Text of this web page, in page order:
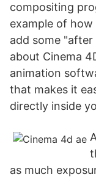
compositing
example of
add some
about Cinema
animation
that makes it
directly inside
as much